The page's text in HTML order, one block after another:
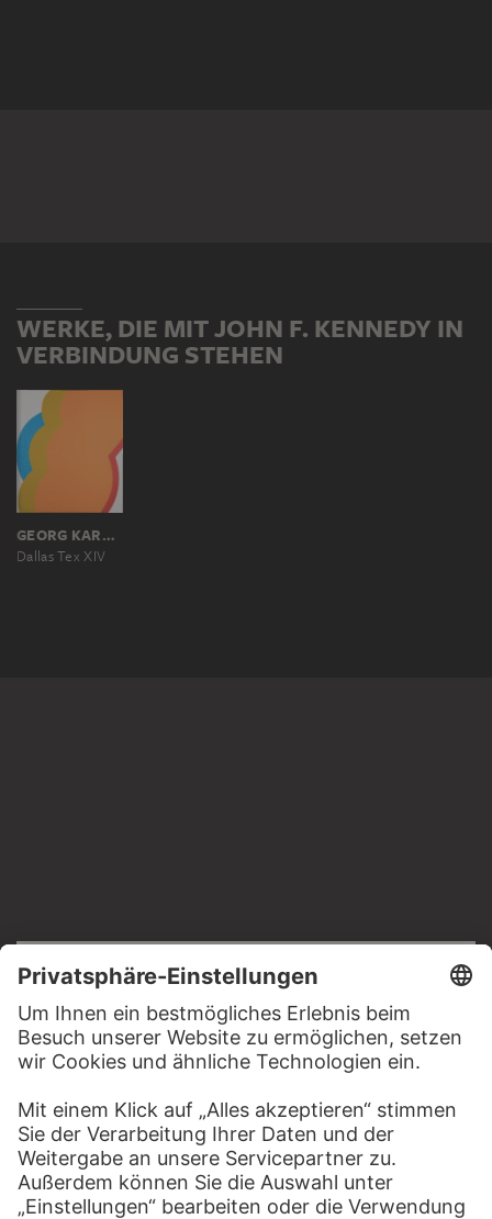
WERKE, DIE MIT JOHN F. KENNEDY IN
VERBINDUNG STEHEN
GEORG KARL PFAHLER
Dallas Tex XIV
Impressum
Datenschutz
Copyright © 2026 Städel Museum
All rights reserved.
DIGITALE SAMMLUNG
Startseite
Werke
Künstler